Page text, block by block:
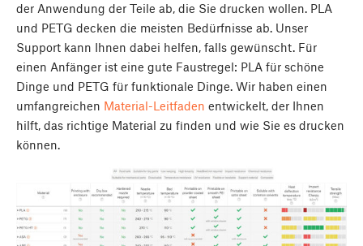
der Anwendung der Teile ab, die Sie drucken wollen. PLA
und PETG decken die meisten Bedürfnisse ab. Unser
Support kann Ihnen dabei helfen, falls gewünscht. Für
einen Anfänger ist eine gute Faustregel: PLA für schöne
Dinge und PETG für funktionale Dinge. Wir haben einen
umfangreichen Material-Leitfaden entwickelt, der Ihnen
hilft, das richtige Material zu finden und wie Sie es drucken
können.